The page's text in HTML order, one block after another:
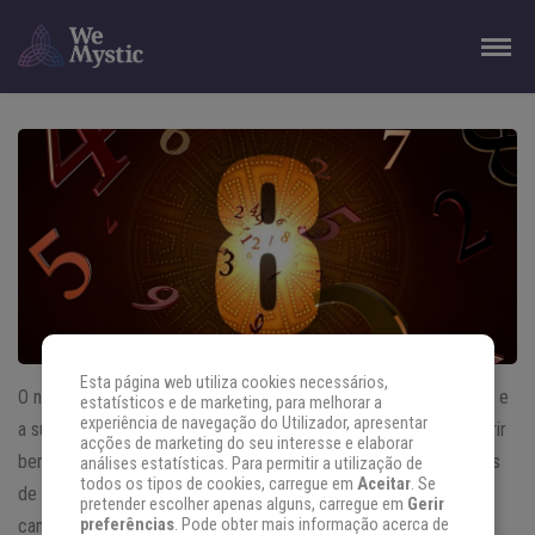
O número 8 representa na Numerologia a vitória, a prosperidade e
a superação. Este algarismo representa pessoas que sabem gerir
bem o seu dinheiro e o seu poder. São responsáveis, adoradores
de bens materiais e do reconhecimento do seu poder. Seu
caminho mostra como ele se dedicou e se transformou para
Esta página web utiliza cookies necessários,
estatísticos e de marketing, para melhorar a
experiência de navegação do Utilizador, apresentar
acções de marketing do seu interesse e elaborar
análises estatísticas. Para permitir a utilização de
todos os tipos de cookies, carregue em Aceitar. Se
pretender escolher apenas alguns, carregue em Gerir
preferências. Pode obter mais informação acerca de